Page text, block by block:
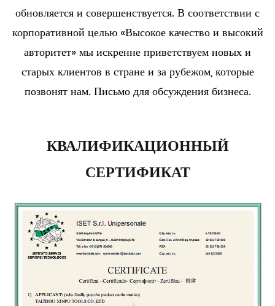
обновляется и совершенствуется. В соответствии с
корпоративной целью «Высокое качество и высокий
авторитет» мы искренне приветствуем новых и
старых клиентов в стране и за рубежом, которые
позвонят нам. Письмо для обсуждения бизнеса.
КВАЛИФИКАЦИОННЫЙ
СЕРТИФИКАТ